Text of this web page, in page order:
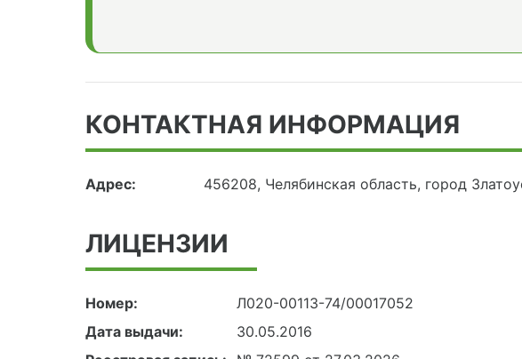
КОНТАКТНАЯ ИНФОРМАЦИЯ
Адрес: 456208, Челябинская область, город
ЛИЦЕНЗИИ
Номер:
Л020-00113-74/00017052
Дата выдачи:
30.05.2016